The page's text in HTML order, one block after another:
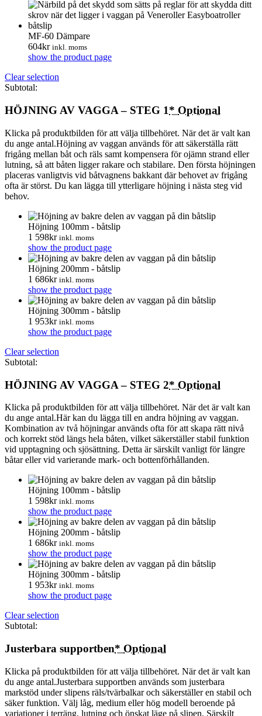
MF-60 Dämpare
604kr inkl. moms
show the product page
Clear selection
Subtotal:
HÖJNING AV VAGGA – STEG 1* Optional
Klicka på produktbilden för att välja tillbehöret. När det är valt kan
du ange antal.Höjning av vaggan används för att säkerställa rätt
frigång mellan båt och räls samt kompensera för ojämn strand eller
lutning, så att båten ligger rakare och stabilare. Den första höjningen
placeras vanligtvis vid båtvagnens bakkant där behovet av frigång
ofta är störst. Du kan lägga till ytterligare höjning i nästa steg vid
behov.
Höjning 100mm - båtslip
1 598kr inkl. moms
show the product page
Höjning 200mm - båtslip
1 686kr inkl. moms
show the product page
Höjning 300mm - båtslip
1 953kr inkl. moms
show the product page
Clear selection
Subtotal:
HÖJNING AV VAGGA – STEG 2* Optional
Klicka på produktbilden för att välja tillbehöret. När det är valt kan
du ange antal.Här kan du lägga till en andra höjning av vaggan.
Kombination av två höjningar används ofta för att skapa rätt nivå
och korrekt stöd längs hela båten, vilket säkerställer stabil funktion
vid upptagning och sjösättning. Detta är särskilt vanligt för längre
båtar eller vid varierande mark- och bottenförhållanden.
Höjning 100mm - båtslip
1 598kr inkl. moms
show the product page
Höjning 200mm - båtslip
1 686kr inkl. moms
show the product page
Höjning 300mm - båtslip
1 953kr inkl. moms
show the product page
Clear selection
Subtotal:
Justerbara supportben* Optional
Klicka på produktbilden för att välja tillbehöret. När det är valt kan
du ange antal.Justerbara supportben används som justerbara
markstöd under slipens räls/tvärbalkar och säkerställer en stabil och
säker funktion. Välj låg, medium eller hög modell beroende på
variationer i terräng, lutning och önskat läge på slipen. Särskilt